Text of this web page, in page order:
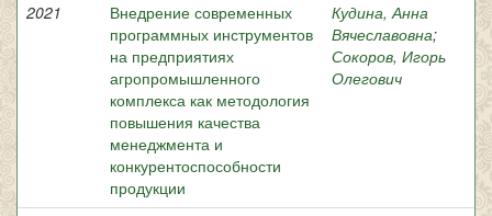
2021
Внедрение современных
программных инструментов
на предприятиях
агропромышленного
комплекса как методология
повышения качества
менеджмента и
конкурентоспособности
продукции
Кудина, Анна
Вячеславовна;
Сокоров, Игорь
Олегович